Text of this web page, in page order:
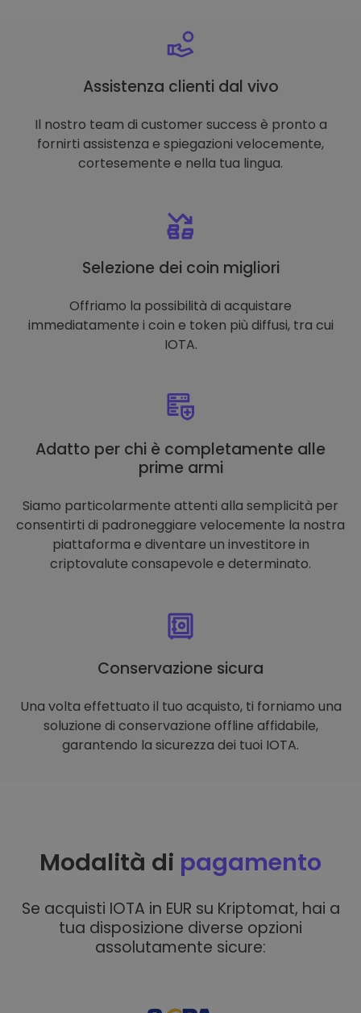
Assistenza clienti dal vivo
Il nostro team di customer success è pronto a
fornirti assistenza e spiegazioni velocemente,
cortesemente e nella tua lingua.
Selezione dei coin migliori
Offriamo la possibilità di acquistare
immediatamente i coin e token più diffusi, tra cui
IOTA.
Adatto per chi è completamente alle
prime armi
Siamo particolarmente attenti alla semplicità per
consentirti di padroneggiare velocemente la nostra
piattaforma e diventare un investitore in
criptovalute consapevole e determinato.
Conservazione sicura
Una volta effettuato il tuo acquisto, ti forniamo una
soluzione di conservazione offline affidabile,
garantendo la sicurezza dei tuoi IOTA.
Modalità di pagamento
Se acquisti IOTA in EUR su Kriptomat, hai a
tua disposizione diverse opzioni
assolutamente sicure: